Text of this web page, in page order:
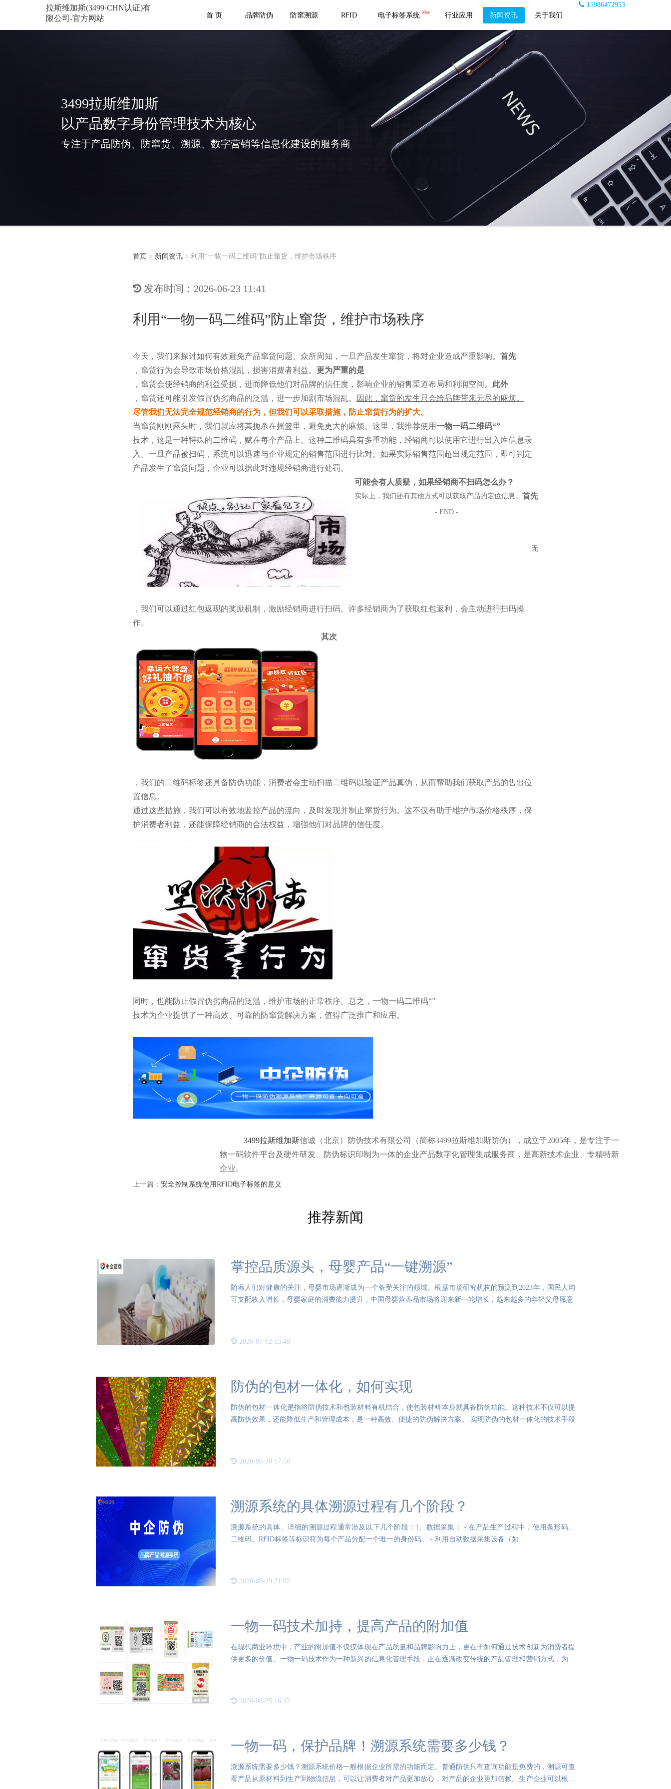
拉斯维加斯(3499·CHN认证)有
限公司-官方网站
15986472953
首 页
品牌防伪 防窜溯源 RFID 电子标签系统 New 行业应用 新闻资讯 关于我们
3499拉斯维加斯
以产品数字身份管理技术为核心
专注于产品防伪、防窜货、溯源、数字营销等信息化建设的服务商
首页 > 新闻资讯 > 利用“一物一码二维码”防止窜货，维护市场秩序
发布时间：2026-06-23 11:41
利用“一物一码二维码”防止窜货，维护市场秩序
今天，我们来探讨如何有效避免产品窜货问题。众所周知，一旦产品发生窜货，将对企业造成严重影响。 首先
，窜货行为会导致市场价格混乱，损害消费者利益。 更为严重的是
，窜货会使经销商的利益受损，进而降低他们对品牌的信任度，影响企业的销售渠道布局和利润空间。 此外
，窜货还可能引发假冒伪劣商品的泛滥，进一步加剧市场混乱。
因此，窜货的发生只会给品牌带来无尽的麻烦。
尽管我们无法完全规范经销商的行为，但我们可以采取措施，防止窜货行为的扩大。
当窜货刚刚露头时，我们就应将其扼杀在摇篮里，避免更大的麻烦。这里，我推荐使用
“
一物一码二维码 ”
技术，这是一种特殊的二维码，赋在每个产品上。这种二维码具有多重功能，经销商可以使用它进行出入库信息录
入。一旦产品被扫码，系统可以迅速与企业规定的销售范围进行比对。如果实际销售范围超出规定范围，即可判定
产品发生了窜货问题，企业可以据此对违规经销商进行处罚。
可能会有人质疑，如果经销商不扫码怎么办？
实际上，我们还有其他方式可以获取产品的定位信息。 首先
，我们可以通过红包返现的奖励机制，激励经销商进行扫码。许多经销商为了获取红包返利，会主动进行扫码操
作。
其次
，我们的二维码标签还具备防伪功能，消费者会主动扫描二维码以验证产品真伪，从而帮助我们获取产品的售出位
置信息。
通过这些措施，我们可以有效地监控产品的流向，及时发现并制止窜货行为。这不仅有助于维护市场价格秩序，保
护消费者利益，还能保障经销商的合法权益，增强他们对品牌的信任度。
同时，也能防止假冒伪劣商品的泛滥，维护市场的正常秩序。总之， “
一物一码二维码 ”
技术为企业提供了一种高效、可靠的防窜货解决方案，值得广泛推广和应用。
3499拉斯维加斯信诚（北京）防伪技术有限公司（简称3499拉斯维加斯防伪），成立于2005年，是专注于一
物一码软件平台及硬件研发、防伪标识印制为一体的企业产品数字化管理集成服务商，是高新技术企业、专精特新
企业。
- END -
上一篇： 安全控制系统使用RFID电子标签的意义
无
推荐新闻
掌控品质源头，母婴产品“一键溯源”
随着人们对健康的关注，母婴市场逐渐成为一个备受关注的领域。根据市场研究机构的预测到2023年，国民人均
可支配收入增长，母婴家庭的消费能力提升，中国母婴营养品市场将迎来新一轮增长，越来越多的年轻父母愿意
2026-07-02 15:49
防伪的包材一体化，如何实现
防伪的包材一体化是指将防伪技术和包装材料有机结合，使包装材料本身就具备防伪功能。这种技术不仅可以提
高防伪效果，还能降低生产和管理成本，是一种高效、便捷的防伪解决方案。 实现防伪的包材一体化的技术手段
2026-06-30 17:58
溯源系统的具体溯源过程有几个阶段？
溯源系统的具体、详细的溯源过程通常涉及以下几个阶段：1、数据采集： - 在产品生产过程中，使用条形码、
二维码、RFID标签等标识符为每个产品分配一个唯一的身份码。 - 利用自动数据采集设备（如
2026-06-29 21:02
一物一码技术加持，提高产品的附加值
在现代商业环境中，产业的附加值不仅仅体现在产品质量和品牌影响力上，更在于如何通过技术创新为消费者提
供更多的价值。一物一码技术作为一种新兴的信息化管理手段，正在逐渐改变传统的产品管理和营销方式，为企
2026-06-25 16:32
一物一码，保护品牌！溯源系统需要多少钱？
溯源系统需要多少钱？溯源系统价格一般根据企业所需的功能而定。普通防伪只有查询功能是免费的，溯源可查
看产品从原材料到生产到物流信息，可以让消费者对产品更加放心，对产品的企业更加信赖。生产企业可以根据